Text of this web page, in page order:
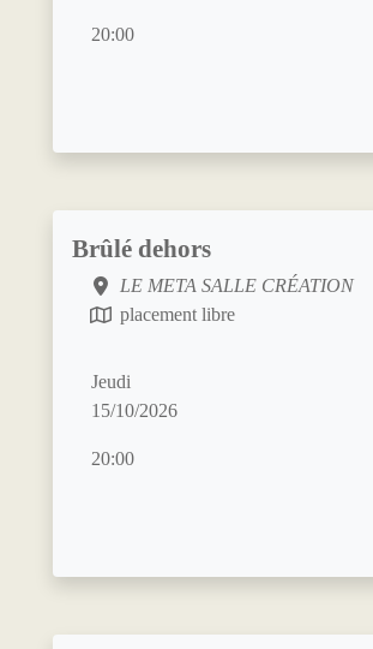
20:00
Brûlé dehors
LE META SALLE CRÉATION
placement libre
Jeudi
15/10/2026
20:00